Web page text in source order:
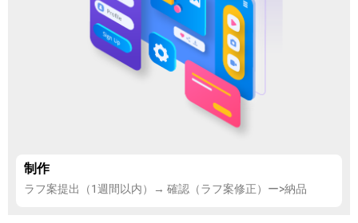
制作
ラフ案提出（1週間以内）→ 確認（ラフ案修正）ー>納品